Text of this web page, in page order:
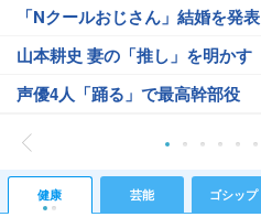
「Nクールおじさん」結婚を発表
山本耕史 妻の「推し」を明かす
声優4人「踊る」で最高幹部役
健康 芸能 ゴシップ